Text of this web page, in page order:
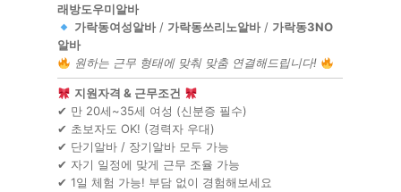
래방도우미알바
가락동여성알바/ 가락동쓰리노알바/ 가락동3NO
알바
원하는 근무 형태에 맞춰 맞춤 연결해드립니다!
지원자격 & 근무조건
✔ 만 20세~35세 여성 (신분증 필수)
✔ 초보자도 OK! (경력자 우대)
✔ 단기알바 / 장기알바 모두 가능
✔ 자기 일정에 맞게 근무 조율 가능
✔ 1일 체험 가능! 부담 없이 경험해보세요